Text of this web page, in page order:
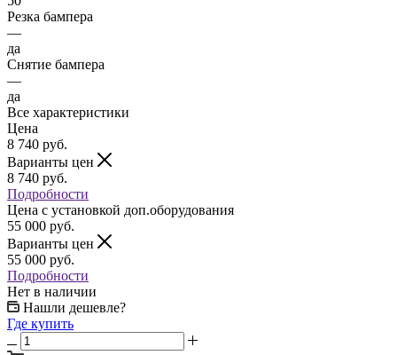
Резка бампера
—
да
Снятие бампера
—
да
Все характеристики
Цена
8 740 руб.
Варианты цен
8 740 руб.
Подробности
Цена c установкой доп.оборудования
55 000 руб.
Варианты цен
55 000 руб.
Подробности
Нет в наличии
Нашли дешевле?
Где купить